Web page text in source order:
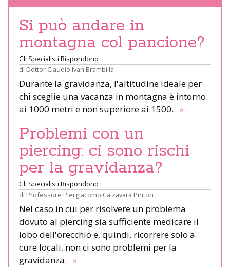
Si può andare in
montagna col pancione?
Gli Specialisti Rispondono
di Dottor Claudio Ivan Brambilla
Durante la gravidanza, l'altitudine ideale per
chi sceglie una vacanza in montagna è intorno
ai 1000 metri e non superiore ai 1500. »
Problemi con un
piercing: ci sono rischi
per la gravidanza?
Gli Specialisti Rispondono
di Professore Piergiacomo Calzavara Pinton
Nel caso in cui per risolvere un problema
dovuto al piercing sia sufficiente medicare il
lobo dell'orecchio e, quindi, ricorrere solo a
cure locali, non ci sono problemi per la
gravidanza. »